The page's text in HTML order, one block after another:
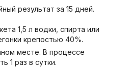
результат за 15 дней.
1,5 л водки, спирта или
крепостью 40%.
месте. В процессе
1 раз в сутки.